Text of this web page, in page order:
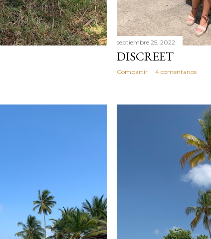
septiembre 25, 2022
DISCREET
Compartir 4 comentarios